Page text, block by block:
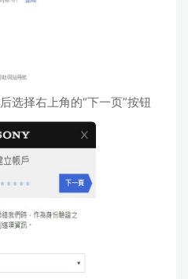
选择右上角的“下一页”按钮